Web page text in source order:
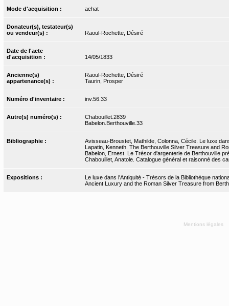
Mode d'acquisition : achat
Donateur(s), testateur(s)
ou vendeur(s) :
Raoul-Rochette, Désiré
Date de l'acte
d'acquisition :
14/05/1833
Ancienne(s)
appartenance(s) :
Raoul-Rochette, Désiré
Taurin, Prosper
Numéro d'inventaire : inv.56.33
Autre(s) numéro(s) :
Chabouillet.2839
Babelon.Berthouville.33
Bibliographie :
Avisseau-Broustet, Mathilde, Colonna, Cécile. Le luxe
Lapatin, Kenneth. The Berthouville Silver Treasure and
Babelon, Ernest. Le Trésor d'argenterie de Berthouville
Chabouillet, Anatole. Catalogue général et raisonné des
Expositions :
Le luxe dans l'Antiquité - Trésors de la Bibliothèque
Ancient Luxury and the Roman Silver Treasure from
Mentions légales